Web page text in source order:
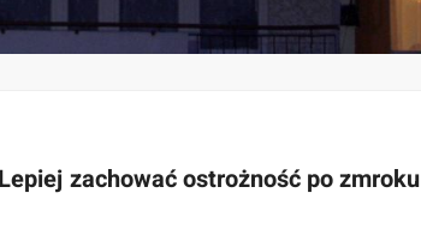
zachować ostrożność po zmroku